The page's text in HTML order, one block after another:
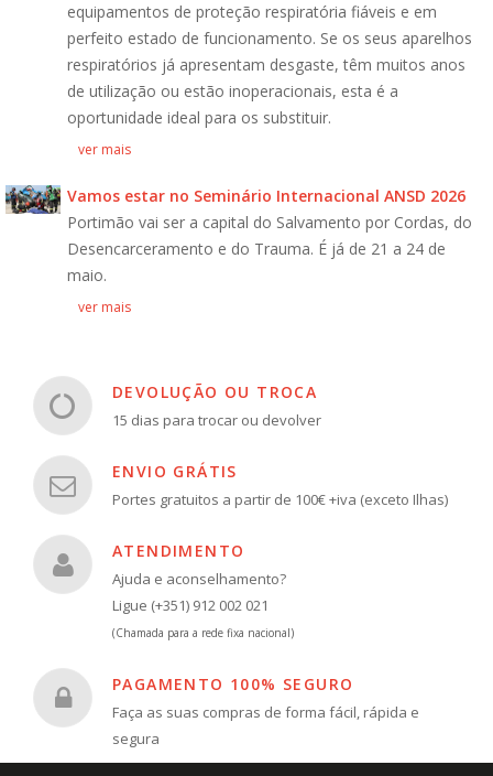
equipamentos de proteção respiratória fiáveis e em
perfeito estado de funcionamento. Se os seus aparelhos
respiratórios já apresentam desgaste, têm muitos anos
de utilização ou estão inoperacionais, esta é a
oportunidade ideal para os substituir.
ver mais
Vamos estar no Seminário Internacional ANSD 2026
Portimão vai ser a capital do Salvamento por Cordas, do
Desencarceramento e do Trauma. É já de 21 a 24 de
maio.
ver mais
DEVOLUÇÃO OU TROCA
15 dias para trocar ou devolver
ENVIO GRÁTIS
Portes gratuitos a partir de 100€ +iva (exceto Ilhas)
ATENDIMENTO
Ajuda e aconselhamento?
Ligue (+351) 912 002 021
(Chamada para a rede fixa nacional)
PAGAMENTO 100% SEGURO
Faça as suas compras de forma fácil, rápida e
segura